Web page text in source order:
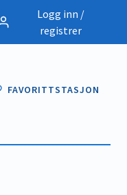
Logg inn /
registrer
FAVORITTSTASJON